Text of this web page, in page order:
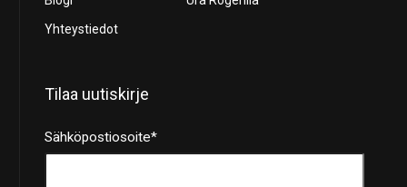
Yhteystiedot
Tilaa uutiskirje
Sähköpostiosoite*